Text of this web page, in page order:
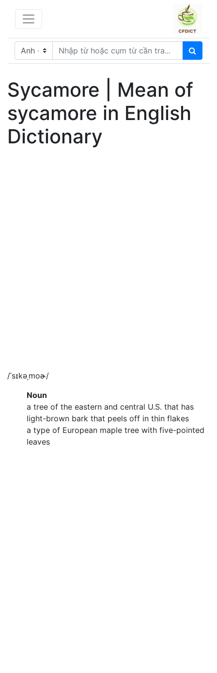
Sycamore | Mean of
sycamore in English
Dictionary
/ˈsɪkəˌmoɚ/
Noun
a tree of the eastern and central U.S. that has
light-brown bark that peels off in thin flakes
a type of European maple tree with five-pointed
leaves